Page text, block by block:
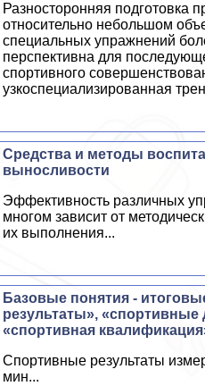
Разносторонняя подготовка
относительно небольшом
специальных упражнений
перспективна для
спортивного
узкоспециализированная
Средства и методы
выносливости
Эффективность различных
многом зависит от
их выполнения...
Базовые понятия -
результаты», «спортивные
«спортивная
Спортивные результаты
мин...